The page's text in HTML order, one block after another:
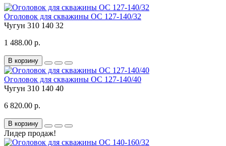
Оголовок для скважины ОС 127-140/32
Чугун 310 140 32
1 488.00 р.
В корзину
Оголовок для скважины ОС 127-140/40
Чугун 310 140 40
6 820.00 р.
В корзину
Лидер продаж!